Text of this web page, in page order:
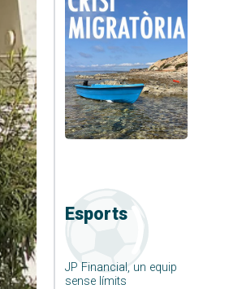
Esports
JP Financial, un equip
sense límits